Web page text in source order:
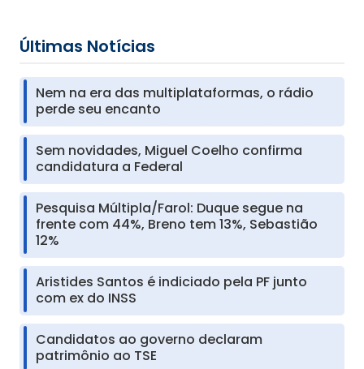
Últimas Notícias
Nem na era das multiplataformas, o rádio
perde seu encanto
Sem novidades, Miguel Coelho confirma
candidatura a Federal
Pesquisa Múltipla/Farol: Duque segue na
frente com 44%, Breno tem 13%, Sebastião
12%
Aristides Santos é indiciado pela PF junto
com ex do INSS
Candidatos ao governo declaram
patrimônio ao TSE